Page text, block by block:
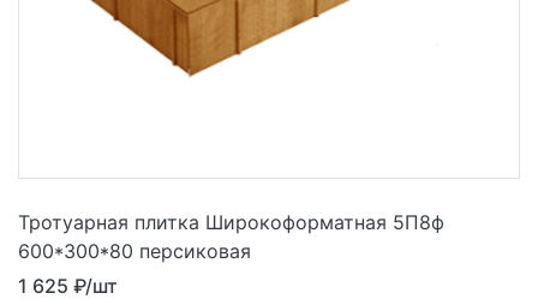
Тротуарная плитка Широкоформатная 5П8ф
600*300*80 персиковая
1 625 ₽/шт